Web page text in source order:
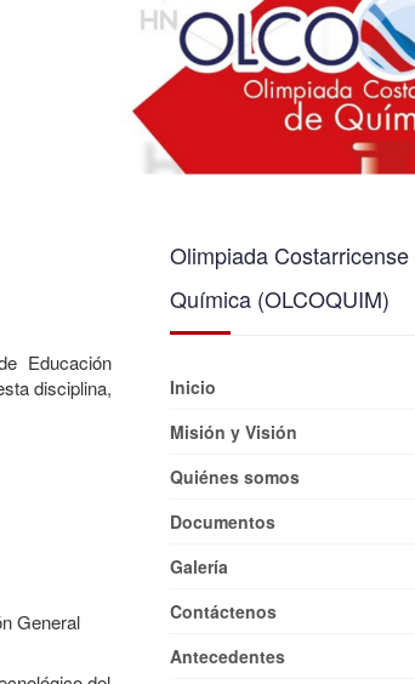
Educación
disciplina,
General
Olimpiada Costarricense
Química (OLCOQUIM)
Inicio
Misión y Visión
Quiénes somos
Documentos
Galería
Contáctenos
Antecedentes